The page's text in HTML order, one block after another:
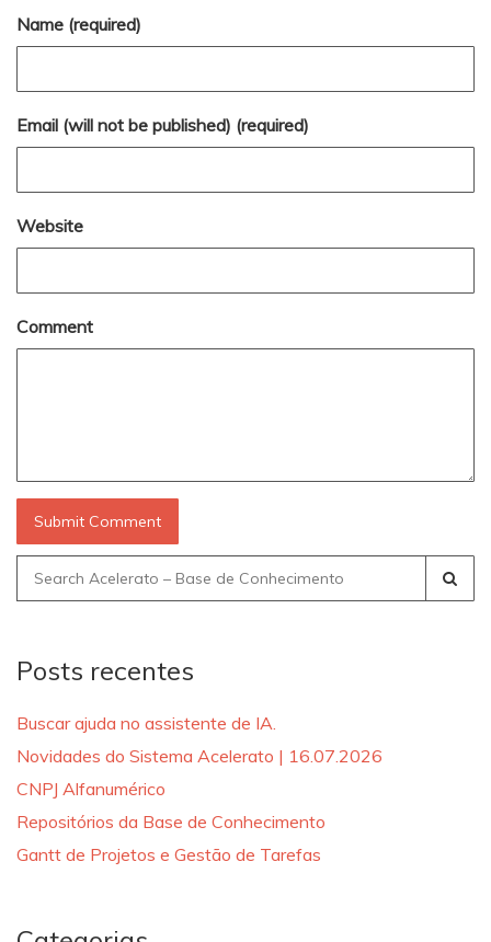
Name (required)
Email (will not be published) (required)
Website
Comment
Search
for:
Posts recentes
Buscar ajuda no assistente de IA.
Novidades do Sistema Acelerato | 16.07.2026
CNPJ Alfanumérico
Repositórios da Base de Conhecimento
Gantt de Projetos e Gestão de Tarefas